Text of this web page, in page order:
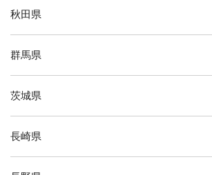
秋田県
群馬県
茨城県
長崎県